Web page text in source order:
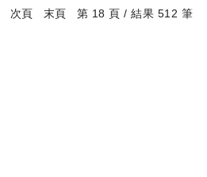
次頁 末頁 第 18 頁 / 結果 512 筆